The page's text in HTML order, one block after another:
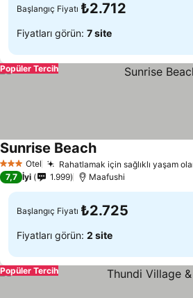
Başlangıç Fiyatı ₺2.712
Fiyatları görün: 7 site
Popüler Tercih
3 YıldızOtel Rahatlamak için sağlıklı yaşam
Sunrise BeachFiyatları görün
7,7 İyi 1.999 Maafushi
Başlangıç Fiyatı ₺2.725
Fiyatları görün: 2 site
Popüler Tercih